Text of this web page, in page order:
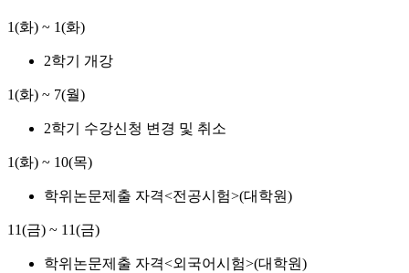
1(화) ~ 1(화)
2학기 개강
1(화) ~ 7(월)
2학기 수강신청 변경 및 취소
1(화) ~ 10(목)
학위논문제출 자격<전공시험>(대학원)
11(금) ~ 11(금)
학위논문제출 자격<외국어시험>(대학원)